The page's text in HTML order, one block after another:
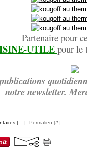
Partenaire pour
UTILEpour le
notre newsletter.
[ ] - Permalien [#]